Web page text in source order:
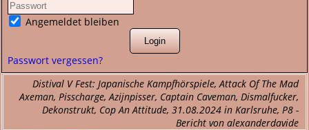
Angemeldet bleiben
Passwort vergessen?
Distival V Fest: Japanische Kampfhörspiele, Attack Of The Mad
Axeman, Pisscharge, Azijnpisser, Captain Caveman, Dismalfucker,
Dekonstrukt, Cop An Attitude, 31.08.2024 in Karlsruhe, P8 -
Bericht von alexanderdavide